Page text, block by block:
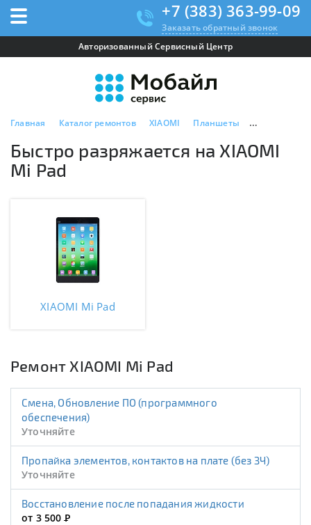
+7 (383) 363-99-09
Заказать обратный звонок
Авторизованный Сервисный Центр
Главная Каталог ремонтов XIAOMI Планшеты XIAOMI Mi
Быстро разряжается на XIAOMI
Mi Pad
XIAOMI Mi Pad
Ремонт XIAOMI Mi Pad
Смена, Обновление ПО (программного
обеспечения)
Уточняйте
Пропайка элементов, контактов на плате (без ЗЧ)
Уточняйте
Восстановление после попадания жидкости
от 3 500Р